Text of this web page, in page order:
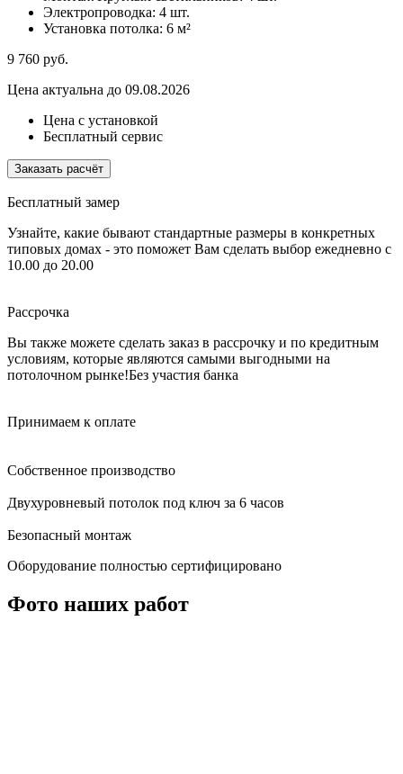
Электропроводка: 4 шт.
Установка потолка: 6 м²
9 760 руб.
Цена актуальна до 09.08.2026
Цена с установкой
Бесплатный сервис
Заказать расчёт
Бесплатный замер
Узнайте, какие бывают стандартные размеры в конкретных
типовых домах - это поможет Вам сделать выбор ежедневно с
10.00 до 20.00
Рассрочка
Вы также можете сделать заказ в рассрочку и по кредитным
условиям, которые являются самыми выгодными на
потолочном рынке!Без участия банка
Принимаем к оплате
Собственное производство
Двухуровневый потолок под ключ за 6 часов
Безопасный монтаж
Оборудование полностью сертифицировано
Фото наших работ